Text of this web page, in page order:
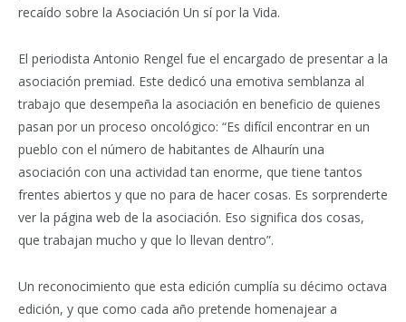
recaído sobre la Asociación Un sí por la Vida.
El periodista Antonio Rengel fue el encargado de presentar a la
asociación premiad. Este dedicó una emotiva semblanza al
trabajo que desempeña la asociación en beneficio de quienes
pasan por un proceso oncológico: “Es difícil encontrar en un
pueblo con el número de habitantes de Alhaurín una
asociación con una actividad tan enorme, que tiene tantos
frentes abiertos y que no para de hacer cosas. Es sorprenderte
ver la página web de la asociación. Eso significa dos cosas,
que trabajan mucho y que lo llevan dentro”.
Un reconocimiento que esta edición cumplía su décimo octava
edición, y que como cada año pretende homenajear a